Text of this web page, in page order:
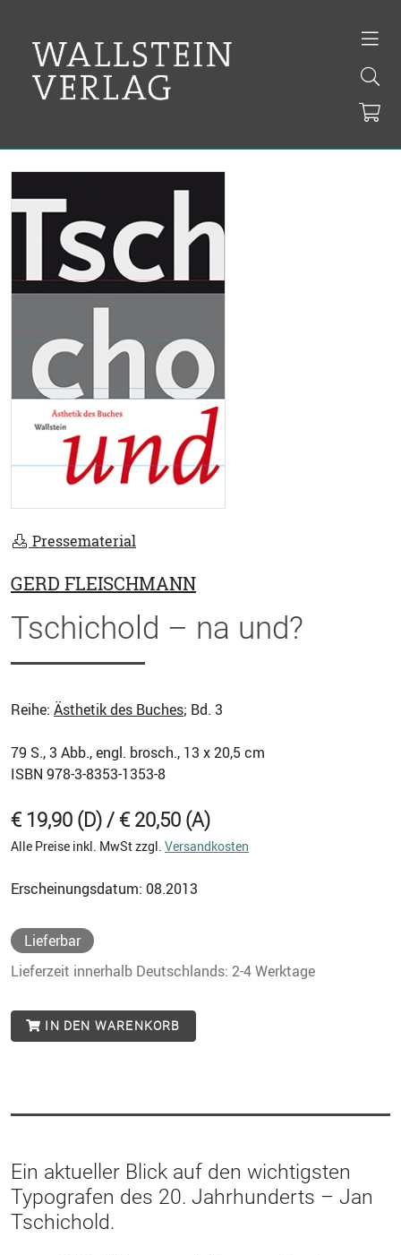
Pressematerial
GERD FLEISCHMANN
Tschichold – na und?
Reihe: Ästhetik des Buches; Bd. 3
79 S., 3 Abb., engl. brosch., 13 x 20,5 cm
ISBN 978-3-8353-1353-8
€ 19,90 (D) / € 20,50 (A)
Alle Preise inkl. MwSt zzgl. Versandkosten
Erscheinungsdatum: 08.2013
Lieferbar
Lieferzeit innerhalb Deutschlands: 2-4 Werktage
IN DEN WARENKORB
Ein aktueller Blick auf den wichtigsten
Typografen des 20. Jahrhunderts – Jan
Tschichold.